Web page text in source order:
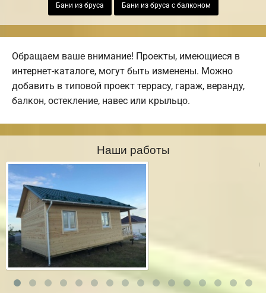
Бани из бруса Бани из бруса с балконом
Обращаем ваше внимание! Проекты, имеющиеся в
интернет-каталоге, могут быть изменены. Можно
добавить в типовой проект террасу, гараж, веранду,
балкон, остекление, навес или крыльцо.
Наши работы